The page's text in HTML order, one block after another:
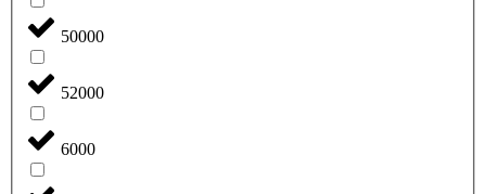
50000
52000
6000